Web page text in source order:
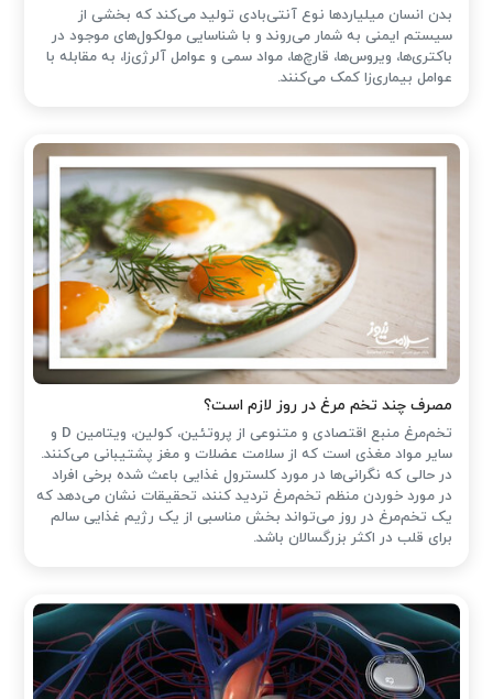
بدن انسان میلیاردها نوع آنتی‌بادی تولید می‌کند که بخشی از
سیستم ایمنی به شمار می‌روند و با شناسایی مولکول‌های موجود در
باکتری‌ها، ویروس‌ها، قارچ‌ها، مواد سمی و عوامل آلرژی‌زا، به مقابله با
عوامل بیماری‌زا کمک می‌کنند.
مصرف چند تخم مرغ در روز لازم است؟
تخم‌مرغ منبع اقتصادی و متنوعی از پروتئین، کولین، ویتامین D و
سایر مواد مغذی است که از سلامت عضلات و مغز پشتیبانی می‌کنند.
در حالی که نگرانی‌ها در مورد کلسترول غذایی باعث شده ‌برخی افراد
در مورد خوردن منظم تخم‌مرغ تردید کنند، تحقیقات نشان می‌دهد که
یک تخم‌مرغ در روز می‌تواند بخش مناسبی از یک رژیم غذایی سالم
برای قلب در اکثر بزرگسالان باشد.